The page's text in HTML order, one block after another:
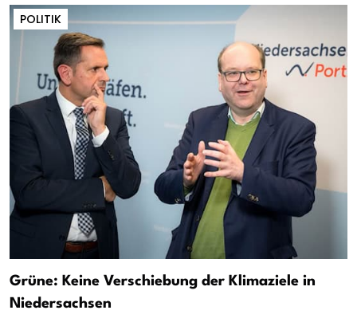
POLITIK
Grüne: Keine Verschiebung der Klimaziele in
Niedersachsen